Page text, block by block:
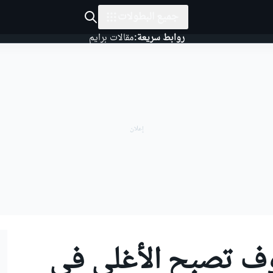
روابط سريعة:مقالات برايم
تصبح الأغلى في